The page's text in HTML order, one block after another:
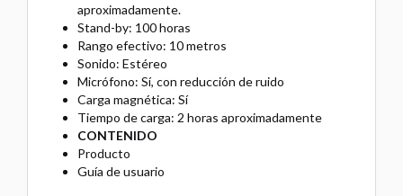
aproximadamente.
Stand-by: 100 horas
Rango efectivo: 10 metros
Sonido: Estéreo
Micrófono: Sí, con reducción de ruido
Carga magnética: Sí
Tiempo de carga: 2 horas aproximadamente
CONTENIDO
Producto
Guía de usuario